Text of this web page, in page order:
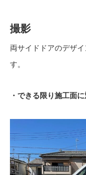
撮影
両サイドドアのデザ
す。
・できる限り施工面